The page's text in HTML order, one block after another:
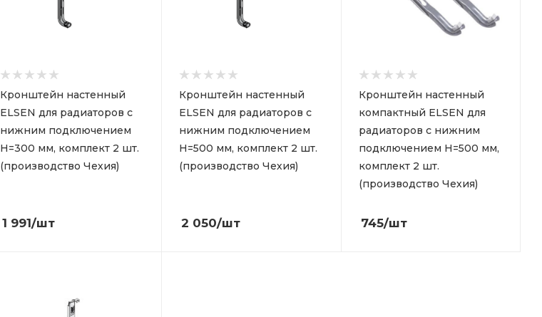
Кронштейн настенный
ELSEN для радиаторов с
нижним подключением
Н=300 мм, комплект 2 шт.
(производство Чехия)
1 991/шт
Кронштейн настенный
ELSEN для радиаторов с
нижним подключением
Н=500 мм, комплект 2 шт.
(производство Чехия)
2 050/шт
Кронштейн настенный
компактный ELSEN для
радиаторов с нижним
подключением Н=500 мм,
комплект 2 шт.
(производство Чехия)
745/шт